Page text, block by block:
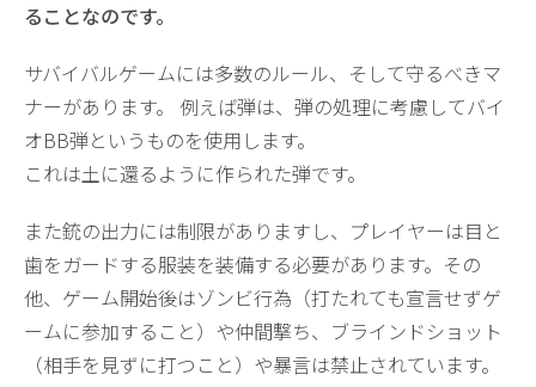
ることなのです。
サバイバルゲームには多数のルール、そして守るべきマ
ナーがあります。 例えば弾は、弾の処理に考慮してバイ
オBB弾というものを使用します。
これは土に還るように作られた弾です。
また銃の出力には制限がありますし、プレイヤーは目と
歯をガードする服装を装備する必要があります。その
他、ゲーム開始後はゾンビ行為（打たれても宣言せずゲ
ームに参加すること）や仲間撃ち、ブラインドショット
（相手を見ずに打つこと）や暴言は禁止されています。